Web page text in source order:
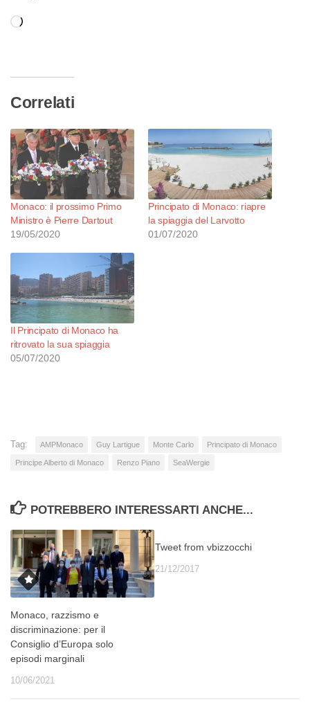
Caricamento
Correlati
Monaco: il prossimo Primo
Ministro è Pierre Dartout
19/05/2020
Principato di Monaco: riapre
la spiaggia del Larvotto
01/07/2020
Il Principato di Monaco ha
ritrovato la sua spiaggia
05/07/2020
Tag: AMPMonaco Guy Lartigue Monte Carlo Principato di Monaco
Principe Alberto di Monaco Renzo Piano SeaWergie
POTREBBERO INTERESSARTI ANCHE...
Monaco, razzismo e
discriminazione: per il
Consiglio d’Europa solo
episodi marginali
10/06/2021
Tweet from vbizzocchi
21/12/2017